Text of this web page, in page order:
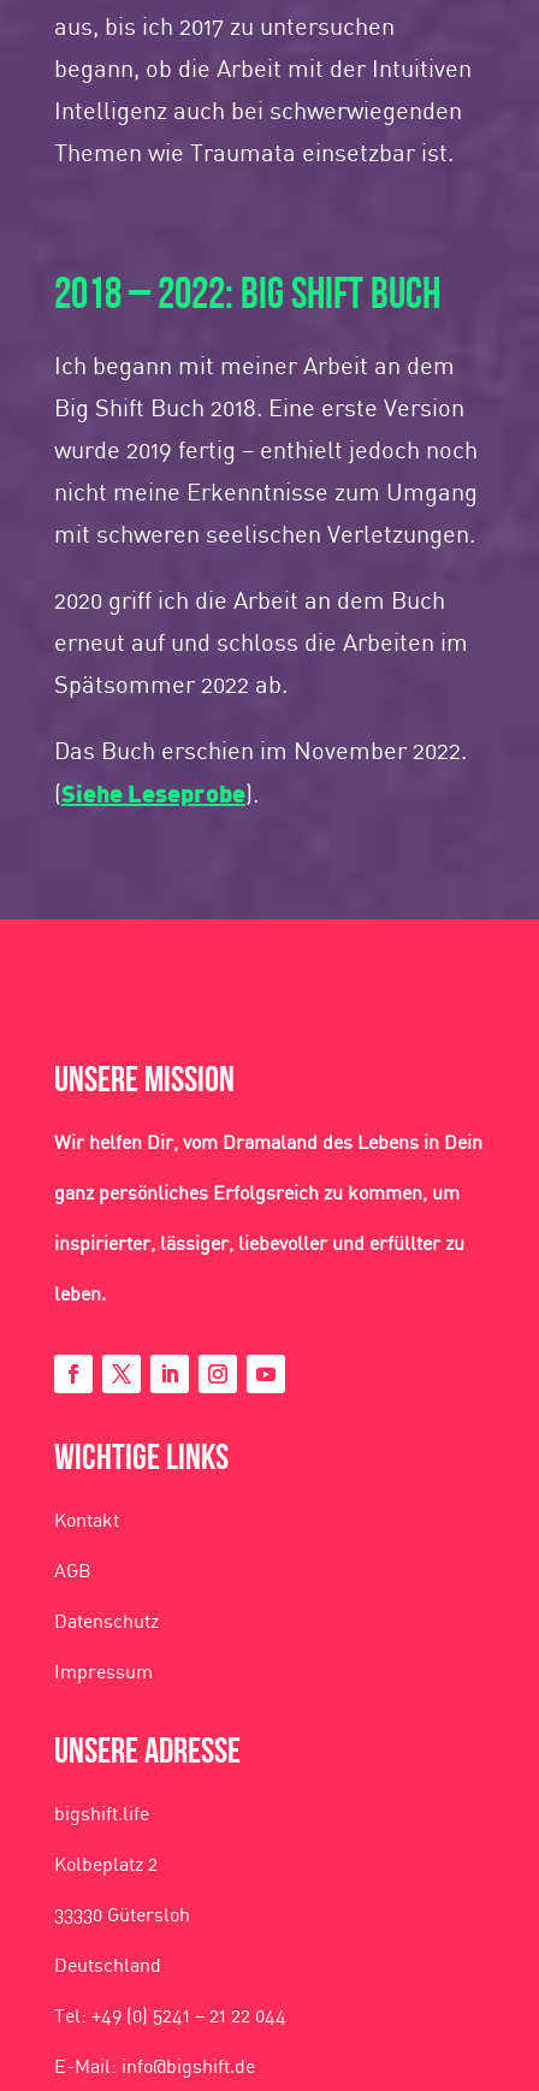
aus, bis ich 2017 zu untersuchen
begann, ob die Arbeit mit der Intuitiven
Intelligenz auch bei schwerwiegenden
Themen wie Traumata einsetzbar ist.
2018 – 2022: BIG SHIFT BUCH
Ich begann mit meiner Arbeit an dem
Big Shift Buch 2018. Eine erste Version
wurde 2019 fertig – enthielt jedoch noch
nicht meine Erkenntnisse zum Umgang
mit schweren seelischen Verletzungen.
2020 griff ich die Arbeit an dem Buch
erneut auf und schloss die Arbeiten im
Spätsommer 2022 ab.
Das Buch erschien im November 2022.
(Siehe Leseprobe).
Unsere Mission
Wir helfen Dir, vom Dramaland des Lebens in Dein
ganz persönliches Erfolgsreich zu kommen, um
inspirierter, lässiger, liebevoller und erfüllter zu
leben.
Wichtige Links
Kontakt
AGB
Datenschutz
Impressum
Unsere Adresse
bigshift.life
Kolbeplatz 2
33330 Gütersloh
Deutschland
Tel: +49 (0) 5241 – 21 22 044
E-Mail: info@bigshift.de